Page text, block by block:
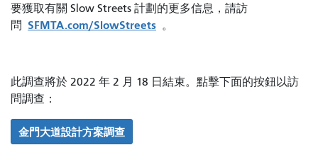
要獲取有關 Slow Streets 計劃的更多信息，請訪
問 SFMTA.com/SlowStreets 。
此調查將於 2022 年 2 月 18 日結束。點擊下面的按鈕以訪
問調查：
金門大道設計方案調查